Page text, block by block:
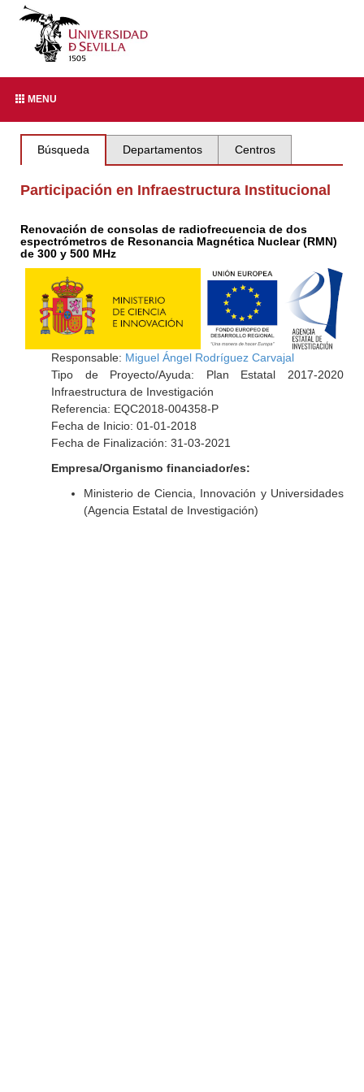
MENU
Búsqueda Departamentos Centros
Participación en Infraestructura Institucional
Renovación de consolas de radiofrecuencia de dos
espectrómetros de Resonancia Magnética Nuclear (RMN)
de 300 y 500 MHz
Responsable: Miguel Ángel Rodríguez Carvajal
Tipo de Proyecto/Ayuda: Plan Estatal 2017-2020
Infraestructura de Investigación
Referencia: EQC2018-004358-P
Fecha de Inicio: 01-01-2018
Fecha de Finalización: 31-03-2021
Empresa/Organismo financiador/es:
Ministerio de Ciencia, Innovación y Universidades
(Agencia Estatal de Investigación)